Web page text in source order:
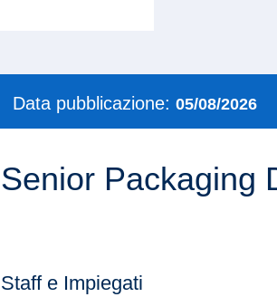
Data pubblicazione: 05/08/2026
Senior Packaging
Staff e Impiegati